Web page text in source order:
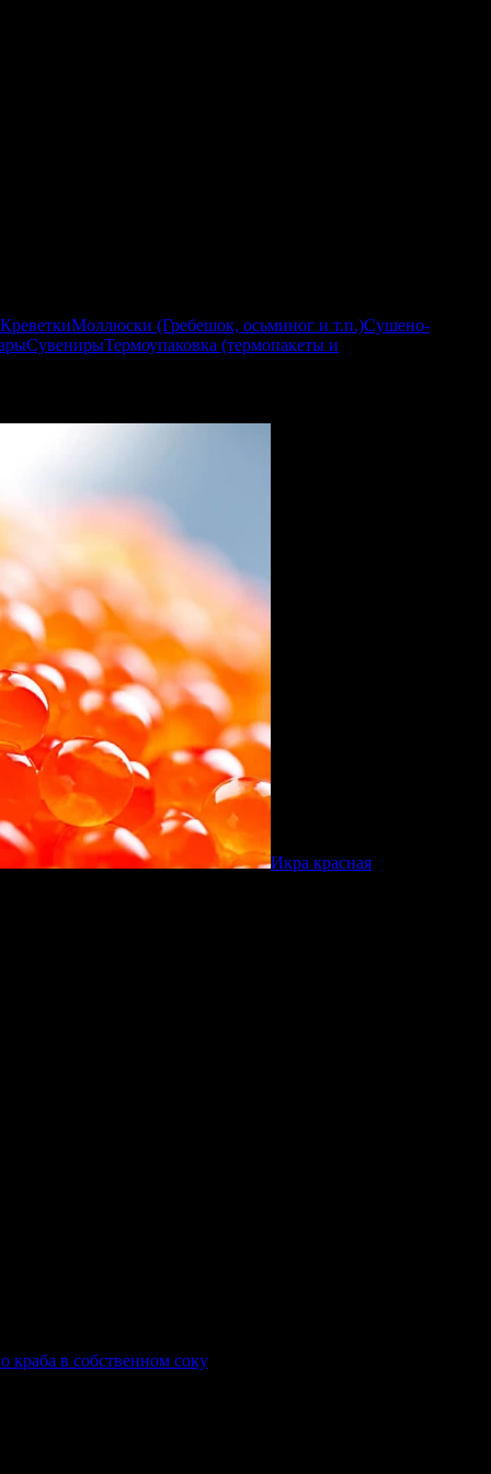
КреветкиМоллюски (Гребешок, осьминог и т.п.)Сушено-
СувенирыТермоупаковка (термопакеты и
Икра красная
краба в собственном соку